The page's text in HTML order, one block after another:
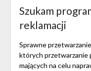
Szukam
reklamacji
Sprawne
których przetwarzanie
mających na celu